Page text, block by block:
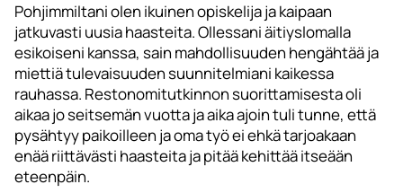
Pohjimmiltani olen ikuinen opiskelija ja kaipaan
jatkuvasti uusia haasteita. Ollessani äitiyslomalla
esikoiseni kanssa, sain mahdollisuuden hengähtää ja
miettiä tulevaisuuden suunnitelmiani kaikessa
rauhassa. Restonomitutkinnon suorittamisesta oli
aikaa jo seitsemän vuotta ja aika ajoin tuli tunne, että
pysähtyy paikoilleen ja oma työ ei ehkä tarjoakaan
enää riittävästi haasteita ja pitää kehittää itseään
eteenpäin.